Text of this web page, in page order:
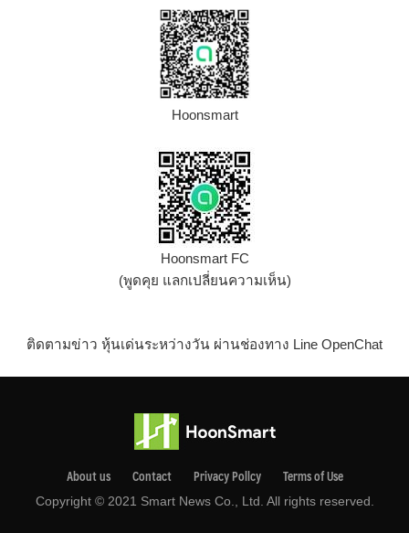
Hoonsmart
Hoonsmart FC
(พูดคุย แลกเปลี่ยนความเห็น)
ติดตามข่าว หุ้นเด่นระหว่างวัน ผ่านช่องทาง Line OpenChat
About us Contact Privacy Pollcy Terms of Use
Copyright © 2021 Smart News Co., Ltd. All rights reserved.